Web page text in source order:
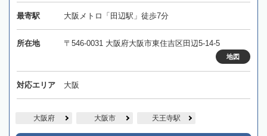
最寄駅 大阪メトロ「田辺駅」徒歩7分
所在地 〒546-0031 大阪府大阪市東住吉区田辺5-14-5
地図
対応エリア 大阪
大阪府 大阪市 天王寺駅